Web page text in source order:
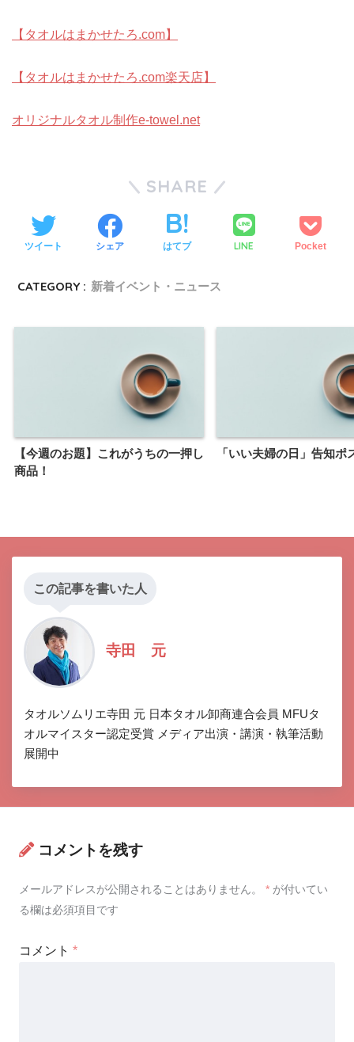
【タオルはまかせたろ.com】
【タオルはまかせたろ.com楽天店】
オリジナルタオル制作e-towel.net
SHARE
ツイート シェア はてブ LINE Pocket
CATEGORY : 新着イベント・ニュース
【今週のお題】これがうちの一押し
商品！
「いい夫婦の日」告知ポ
この記事を書いた人
寺田 元
タオルソムリエ寺田 元 日本タオル卸商連合会員 MFUタ
オルマイスター認定受賞 メディア出演・講演・執筆活動
展開中
コメントを残す
メールアドレスが公開されることはありません。 * が付いてい
る欄は必須項目です
コメント *